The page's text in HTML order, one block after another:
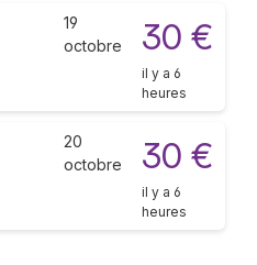
19
octobre
30 €
il y a 6
heures
20
octobre
30 €
il y a 6
heures